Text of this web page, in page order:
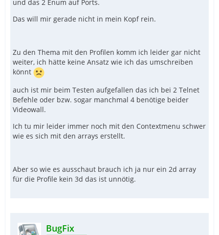
und das 2 Enum auf Ports.
Das will mir gerade nicht in mein Kopf rein.
Zu den Thema mit den Profilen komm ich leider gar nicht
weiter, ich hätte keine Ansatz wie ich das umschreiben
könnt
auch ist mir beim Testen aufgefallen das ich bei 2 Telnet
Befehle oder bzw. sogar manchmal 4 benötige beider
Videowall.
Ich tu mir leider immer noch mit den Contextmenu schwer
wie es sich mit den arrays erstellt.
Aber so wie es ausschaut brauch ich ja nur ein 2d array
für die Profile kein 3d das ist unnötig.
BugFix